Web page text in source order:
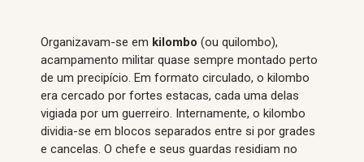
Organizavam-se em kilombo (ou quilombo),
acampamento militar quase sempre montado perto
de um precipício. Em formato circulado, o kilombo
era cercado por fortes estacas, cada uma delas
vigiada por um guerreiro. Internamente, o kilombo
dividia-se em blocos separados entre si por grades
e cancelas. O chefe e seus guardas residiam no